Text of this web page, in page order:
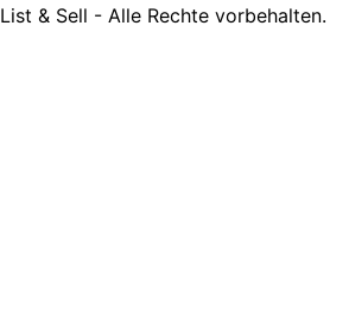
List & Sell - Alle Rechte vorbehalten.